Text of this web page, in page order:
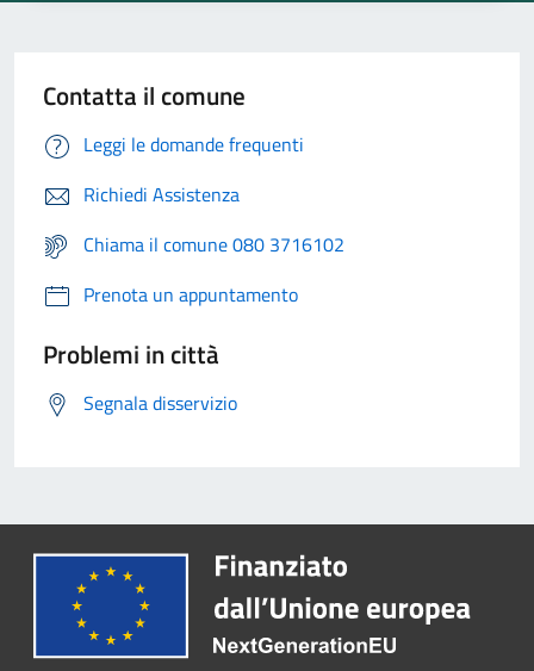
Contatta il comune
Leggi le domande frequenti
Richiedi Assistenza
Chiama il comune 080 3716102
Prenota un appuntamento
Problemi in città
Segnala disservizio